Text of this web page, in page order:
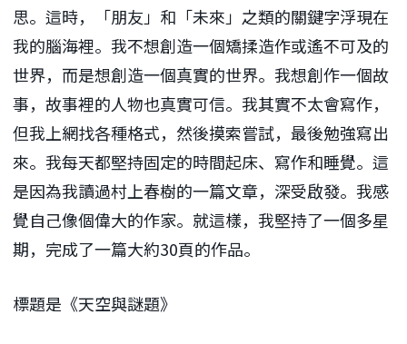
思。這時，「朋友」和「未來」之類的關鍵字浮現在
我的腦海裡。我不想創造一個矯揉造作或遙不可及的
世界，而是想創造一個真實的世界。我想創作一個故
事，故事裡的人物也真實可信。我其實不太會寫作，
但我上網找各種格式，然後摸索嘗試，最後勉強寫出
來。我每天都堅持固定的時間起床、寫作和睡覺。這
是因為我讀過村上春樹的一篇文章，深受啟發。我感
覺自己像個偉大的作家。就這樣，我堅持了一個多星
期，完成了一篇大約30頁的作品。
標題是《天空與謎題》